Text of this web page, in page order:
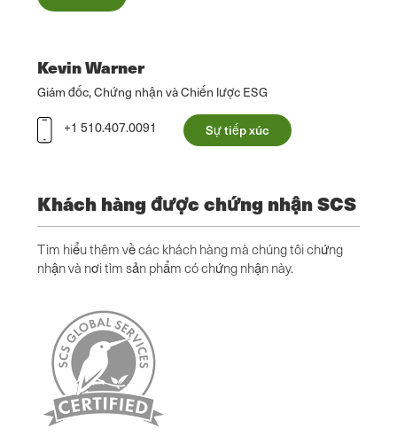
Kevin Warner
Giám đốc, Chứng nhận và Chiến lược ESG
+1 510.407.0091 Sự tiếp xúc
Khách hàng được chứng nhận SCS
Tìm hiểu thêm về các khách hàng mà chúng tôi chứng
nhận và nơi tìm sản phẩm có chứng nhận này.